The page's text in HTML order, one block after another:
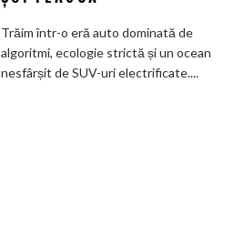
Trăim într-o eră auto dominată de
algoritmi, ecologie strictă și un ocean
nesfârșit de SUV-uri electrificate....